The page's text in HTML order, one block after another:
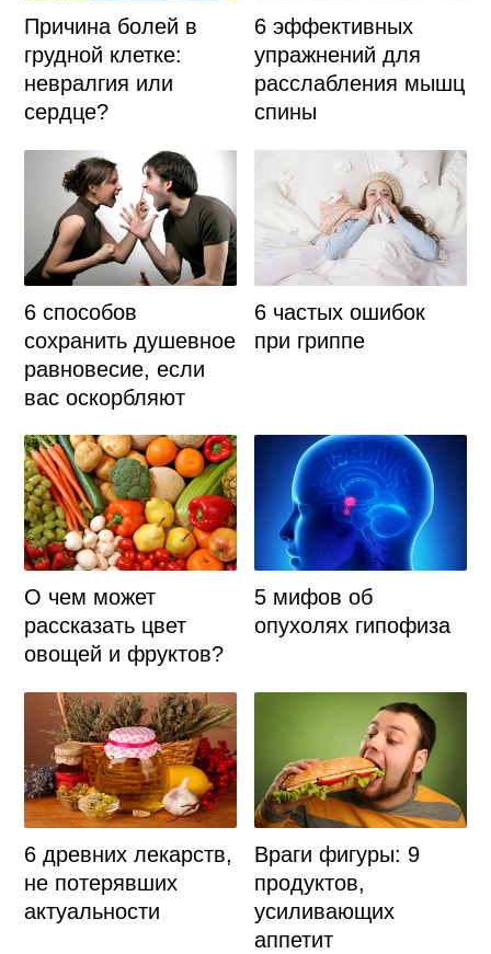
Причина болей в
грудной клетке:
невралгия или
сердце?
6 эффективных
упражнений для
расслабления мышц
спины
6 способов
сохранить душевное
равновесие, если
вас оскорбляют
6 частых ошибок
при гриппе
О чем может
рассказать цвет
овощей и фруктов?
5 мифов об
опухолях гипофиза
6 древних лекарств,
не потерявших
актуальности
Враги фигуры: 9
продуктов,
усиливающих
аппетит